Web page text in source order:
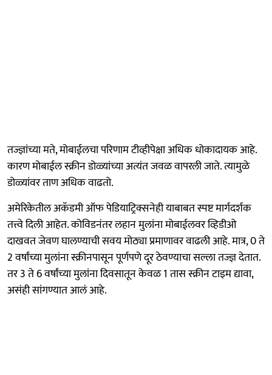
तज्ज्ञांच्या मते, मोबाईलचा परिणाम टीव्हीपेक्षा अधिक धोकादायक आहे.
कारण मोबाईल स्क्रीन डोळ्यांच्या अत्यंत जवळ वापरली जाते. त्यामुळे
डोळ्यांवर ताण अधिक वाढतो.
अमेरिकेतील अकॅडमी ऑफ पेडियाट्रिक्सनेही याबाबत स्पष्ट मार्गदर्शक
तत्त्वे दिली आहेत. कोविडनंतर लहान मुलांना मोबाईलवर व्हिडीओ
दाखवत जेवण घालण्याची सवय मोठ्या प्रमाणावर वाढली आहे. मात्र, 0 ते
2 वर्षांच्या मुलांना स्क्रीनपासून पूर्णपणे दूर ठेवण्याचा सल्ला तज्ज्ञ देतात.
तर 3 ते 6 वर्षांच्या मुलांना दिवसातून केवळ 1 तास स्क्रीन टाइम द्यावा,
असंही सांगण्यात आलं आहे.